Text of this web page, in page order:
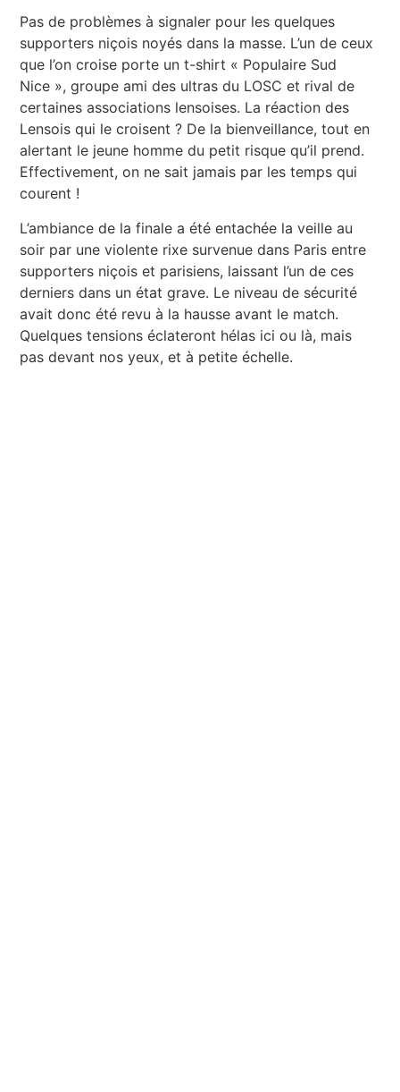
Pas de problèmes à signaler pour les quelques
supporters niçois noyés dans la masse. L’un de ceux
que l’on croise porte un t-shirt « Populaire Sud
Nice », groupe ami des ultras du LOSC et rival de
certaines associations lensoises. La réaction des
Lensois qui le croisent ? De la bienveillance, tout en
alertant le jeune homme du petit risque qu’il prend.
Effectivement, on ne sait jamais par les temps qui
courent !
L’ambiance de la finale a été entachée la veille au
soir par une violente rixe survenue dans Paris entre
supporters niçois et parisiens, laissant l’un de ces
derniers dans un état grave. Le niveau de sécurité
avait donc été revu à la hausse avant le match.
Quelques tensions éclateront hélas ici ou là, mais
pas devant nos yeux, et à petite échelle.